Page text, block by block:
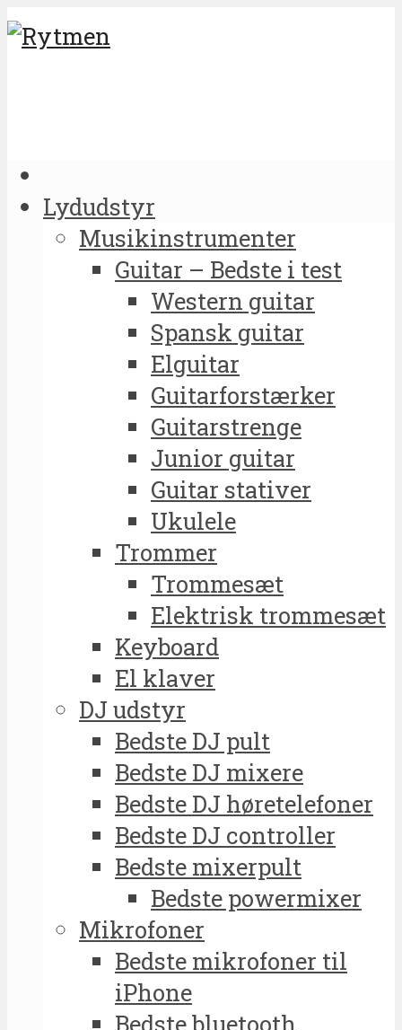
Lydudstyr
Musikinstrumenter
Guitar – Bedste i test
Western guitar
Spansk guitar
Elguitar
Guitarforstærker
Guitarstrenge
Junior guitar
Guitar stativer
Ukulele
Trommer
Trommesæt
Elektrisk trommesæt
Keyboard
El klaver
DJ udstyr
Bedste DJ pult
Bedste DJ mixere
Bedste DJ høretelefoner
Bedste DJ controller
Bedste mixerpult
Bedste powermixer
Mikrofoner
Bedste mikrofoner til
iPhone
Bedste bluetooth